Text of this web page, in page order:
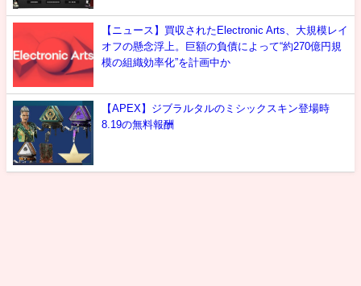
【ニュース】買収されたElectronic Arts、大規模レイ
オフの懸念浮上。巨額の負債によって“約270億円規
模の組織効率化”を計画中か
【APEX】ジブラルタルのミシックスキン登場時
8.19の無料報酬